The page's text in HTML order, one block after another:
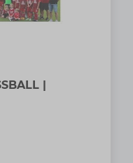
|